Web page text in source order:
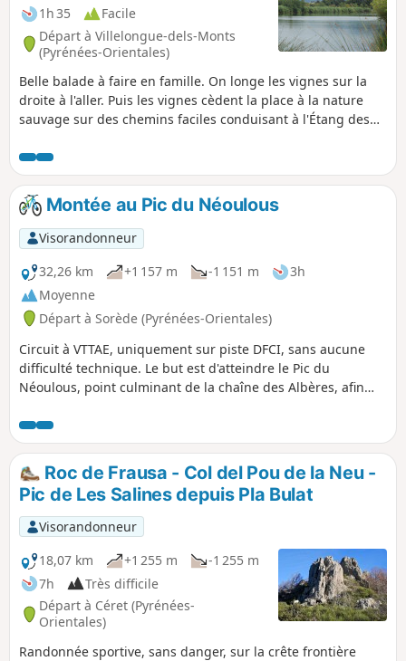
1h 35
Facile
Départ à Villelongue-dels-Monts
(Pyrénées-Orientales)
Belle balade à faire en famille. On longe les vignes sur la
droite à l'aller. Puis les vignes cèdent la place à la nature
sauvage sur des chemins faciles conduisant à l'Étang des
Montée au Pic du Néoulous
Visorandonneur
32,26 km
+1 157 m -1 151 m
3h
Moyenne
Départ à Sorède (Pyrénées-Orientales)
Circuit à VTTAE, uniquement sur piste DFCI, sans aucune
difficulté technique. Le but est d'atteindre le Pic du
Néoulous, point culminant de la chaîne des Albères, afin
l'Espagne et le littoral de la Côte Vermeille.
Roc de Frausa - Col del Pou de la Neu -
Pic de Les Salines depuis Pla Bulat
Visorandonneur
18,07 km
+1 255 m
-1 255 m
7h
Très difficile
Départ à Céret (Pyrénées-
Orientales)
Randonnée sportive, sans danger, sur la crête frontière